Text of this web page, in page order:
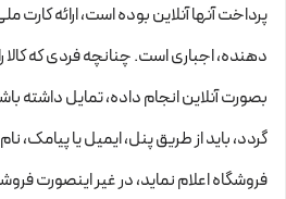
پرداخت آنها آنلاین بوده است، ارائه کارت
دهنده، اجباری است. چنانچه فردی که کالا
بصورت آنلاین انجام داده، تمایل داشته
گردد، باید از طریق پنل، ایمیل یا پیامک،
فروشگاه اعلام نماید، در غیر اینصورت